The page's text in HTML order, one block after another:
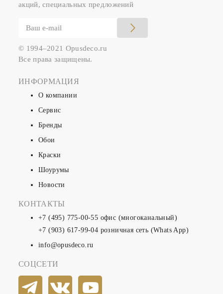
акций, специальных предложений
© 1994–2021 Opusdeco.ru
Все права защищены.
ИНФОРМАЦИЯ
О компании
Сервис
Бренды
Обои
Краски
Шоурумы
Новости
КОНТАКТЫ
+7 (495) 775-00-55 офис (многоканальный)
+7 (903) 617-99-04 розничная сеть (Whats App)
info@opusdeco.ru
СОЦСЕТИ